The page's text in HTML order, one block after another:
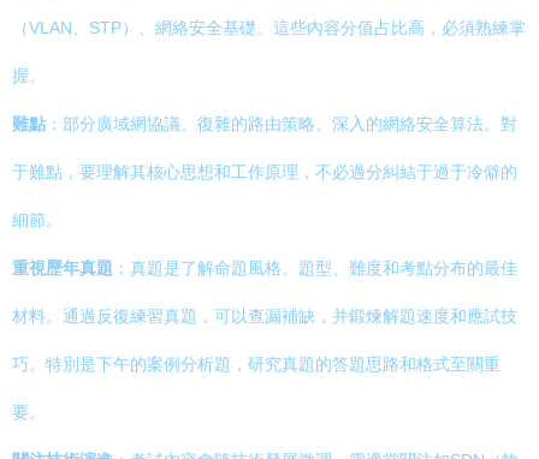
（VLAN、STP）、網絡安全基礎。這些內容分值占比高，必須熟練掌
握。
難點 ：部分廣域網協議、復雜的路由策略、深入的網絡安全算法。對
于難點，要理解其核心思想和工作原理，不必過分糾結于過于冷僻的
細節。
重視歷年真題 ：真題是了解命題風格、題型、難度和考點分布的最佳
材料。通過反復練習真題，可以查漏補缺，并鍛煉解題速度和應試技
巧。特別是下午的案例分析題，研究真題的答題思路和格式至關重
要。